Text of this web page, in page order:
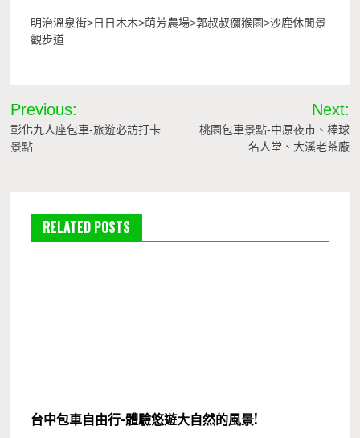
明治溫泉街>日日木木>萌芳農場>郭叔叔獼猴園>沙鹿休閒景
觀步道
文
章
Previous:
彰化九人座包車-旅遊必訪打卡
景點
Next:
桃園包車景點-中原夜市、棒球
名人堂、大溪老茶廠
RELATED POSTS
台中包車自由行-體驗悠遊大自然的風景!